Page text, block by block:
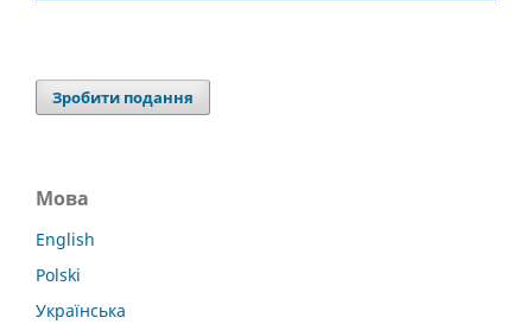
Зробити подання
Мова
English
Polski
Українська